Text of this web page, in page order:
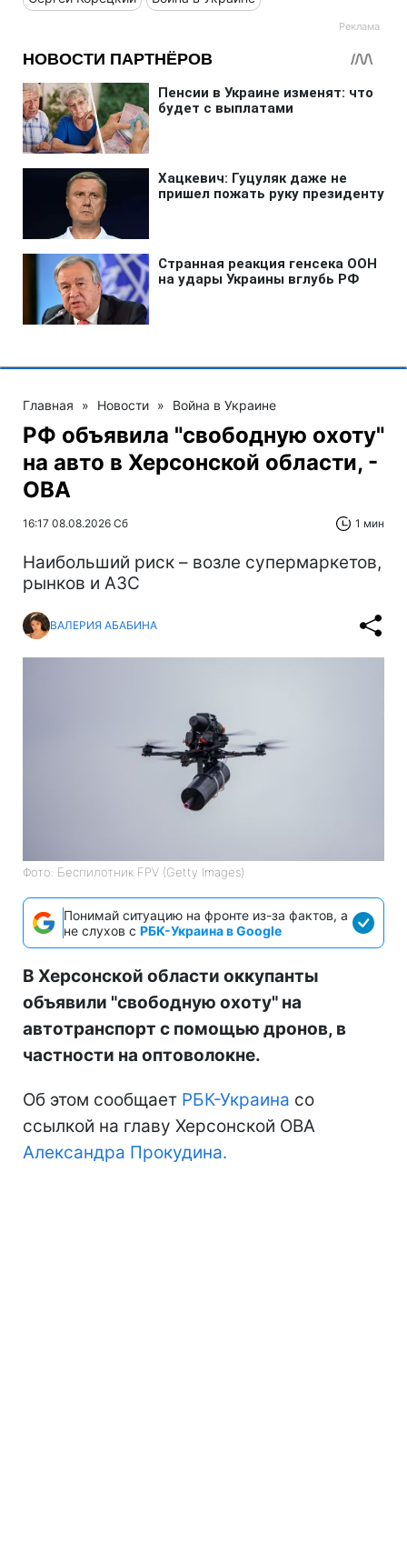
Главная » Новости » Война в Украине
РФ объявила "свободную охоту"
на авто в Херсонской области, -
ОВА
16:17 08.08.2026 Сб 1 мин
Наибольший риск – возле супермаркетов,
рынков и АЗС
ВАЛЕРИЯ АБАБИНА
Фото: Беспилотник FPV (Getty Images)
Понимай ситуацию на фронте из-за фактов, а
не слухов с РБК-Украина в Google
В Херсонской области оккупанты
объявили "свободную охоту" на
автотранспорт с помощью дронов, в
частности на оптоволокне.
Об этом сообщает РБК-Украина со
ссылкой на главу Херсонской ОВА
Александра Прокудина.